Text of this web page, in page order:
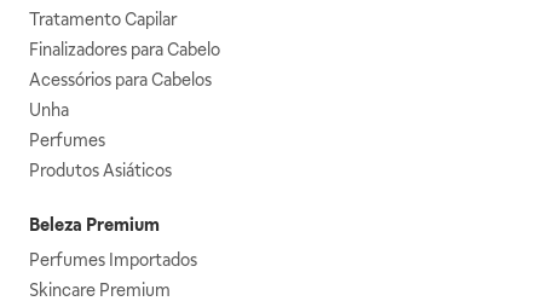
Tratamento Capilar
Finalizadores para Cabelo
Acessórios para Cabelos
Unha
Perfumes
Produtos Asiáticos
Beleza Premium
Perfumes Importados
Skincare Premium